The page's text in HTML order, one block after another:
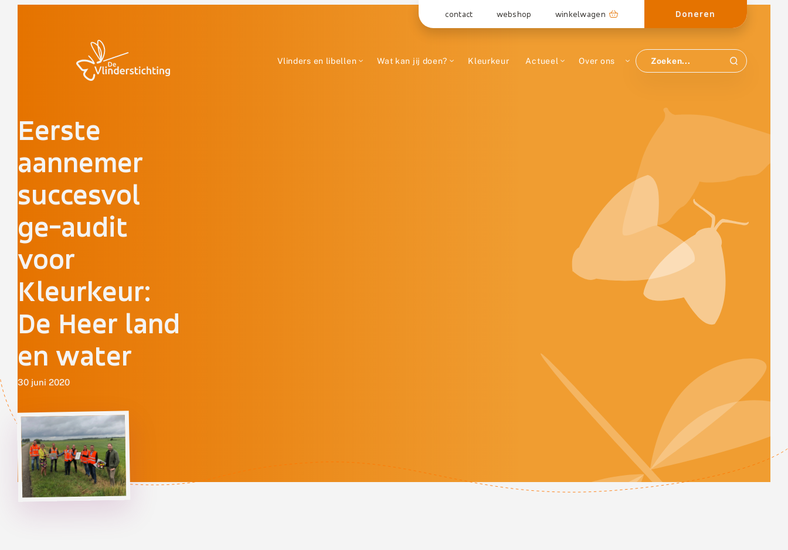
contact webshop winkelwagen Doneren
Vlinders en libellen Wat kan jij doen? Kleurkeur Actueel Over ons
Eerste
aannemer
succesvol
ge-audit
voor
Kleurkeur:
De Heer land
en water
30 juni 2020